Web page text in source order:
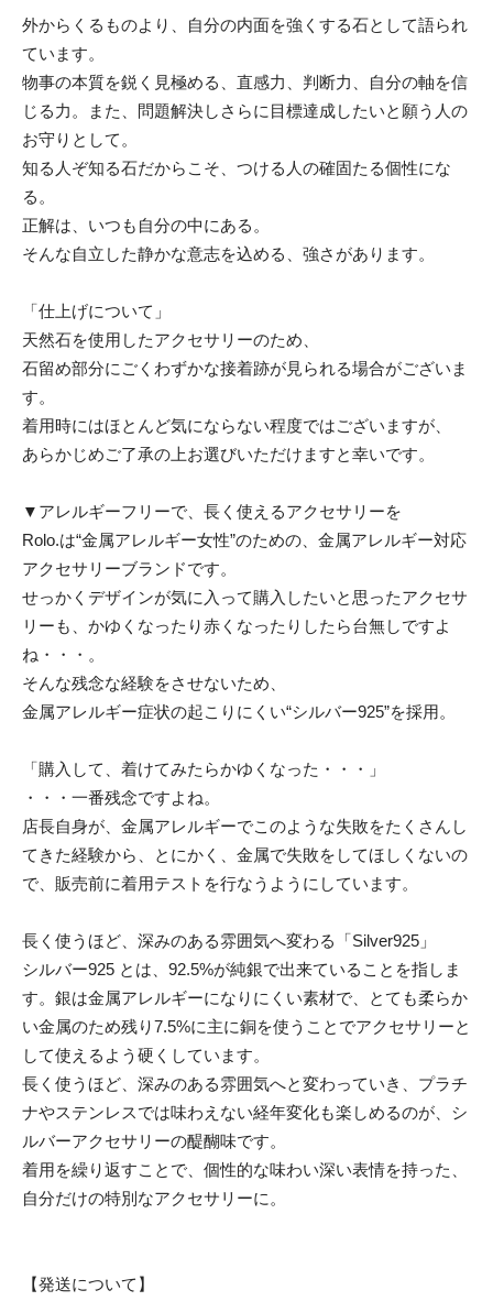
外からくるものより、自分の内面を強くする石として語られ
ています。
物事の本質を鋭く見極める、直感力、判断力、自分の軸を信
じる力。また、問題解決しさらに目標達成したいと願う人の
お守りとして。
知る人ぞ知る石だからこそ、つける人の確固たる個性にな
る。
正解は、いつも自分の中にある。
そんな自立した静かな意志を込める、強さがあります。
「仕上げについて」
天然石を使用したアクセサリーのため、
石留め部分にごくわずかな接着跡が見られる場合がございま
す。
着用時にはほとんど気にならない程度ではございますが、
あらかじめご了承の上お選びいただけますと幸いです。
▼アレルギーフリーで、長く使えるアクセサリーを
Rolo.は“金属アレルギー女性”のための、金属アレルギー対応
アクセサリーブランドです。
せっかくデザインが気に入って購入したいと思ったアクセサ
リーも、かゆくなったり赤くなったりしたら台無しですよ
ね・・・。
そんな残念な経験をさせないため、
金属アレルギー症状の起こりにくい“シルバー925”を採用。
「購入して、着けてみたらかゆくなった・・・」
・・・一番残念ですよね。
店長自身が、金属アレルギーでこのような失敗をたくさんし
てきた経験から、とにかく、金属で失敗をしてほしくないの
で、販売前に着用テストを行なうようにしています。
長く使うほど、深みのある雰囲気へ変わる「Silver925」
シルバー925 とは、92.5%が純銀で出来ていることを指しま
す。銀は金属アレルギーになりにくい素材で、とても柔らか
い金属のため残り7.5%に主に銅を使うことでアクセサリーと
して使えるよう硬くしています。
長く使うほど、深みのある雰囲気へと変わっていき、プラチ
ナやステンレスでは味わえない経年変化も楽しめるのが、シ
ルバーアクセサリーの醍醐味です。
着用を繰り返すことで、個性的な味わい深い表情を持った、
自分だけの特別なアクセサリーに。
【発送について】